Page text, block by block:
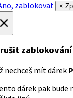
zablokovat
×
nechceš mít dárek
dárek pak bude